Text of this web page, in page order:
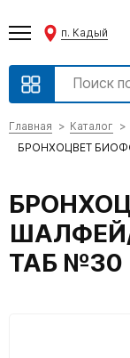
п. Кадый
Главная
Каталог
БРОНХОЦВЕТ
ТАБ №30